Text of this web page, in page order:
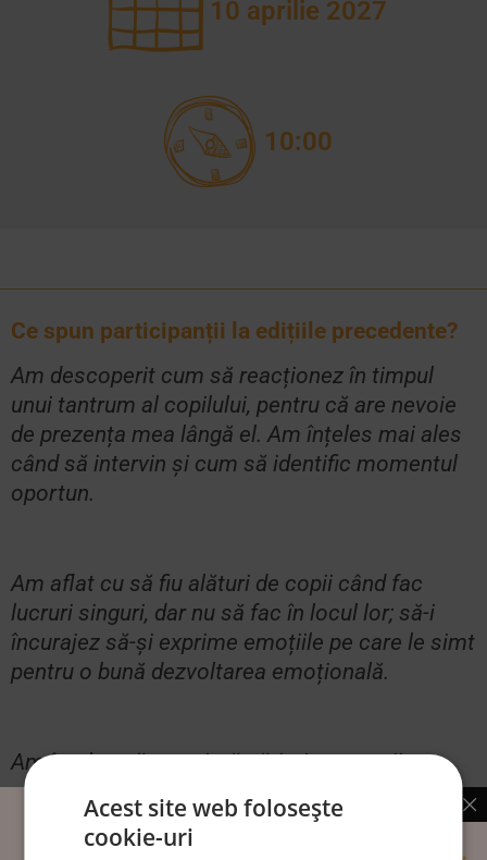
10 aprilie 2027
10:00
Ce spun participanții la edițiile precedente?
Am descoperit cum să reacționez în timpul
unui tantrum al copilului, pentru că are nevoie
de prezența mea lângă el. Am înțeles mai ales
când să intervin și cum să identific momentul
oportun.
Am aflat cu să fiu alături de copii când fac
lucruri singuri, dar nu să fac în locul lor; să-i
încurajez să-și exprime emoțiile pe care le simt
pentru o bună dezvoltarea emoțională.
Am înțeles că nu există părinți sau copii
perfecți și că toate emoțiile sunt bune.
Acest site web folosește
cookie-uri